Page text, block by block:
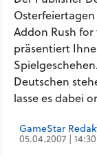
Addon Rush
präsentiert
Deutschen
lasse es dabei
GameStar
05.04.2007 |